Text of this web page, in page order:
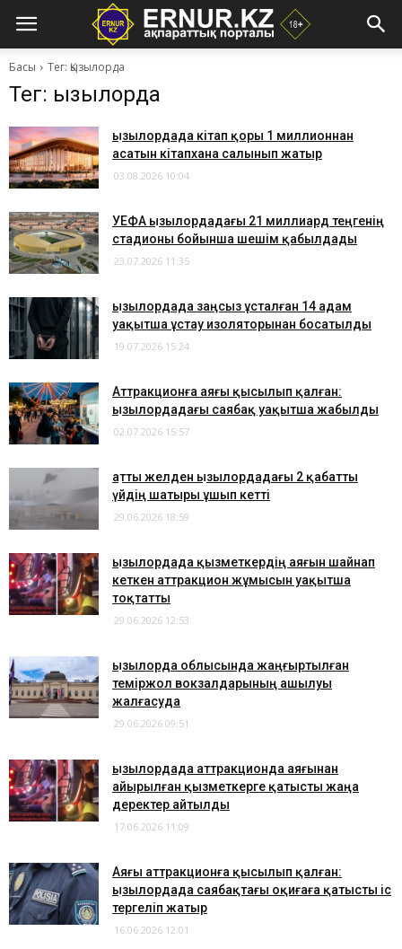
Басы Тег: Қызылорда
Тег: Қызылорда
Қызылордада кітап қоры 1 миллионнан
асатын кітапхана салынып жатыр
03.08.2026 10:04
УЕФА Қызылордадағы 21 миллиард теңгенің
стадионы бойынша шешім қабылдады
23.07.2026 11:35
Қызылордада заңсыз ұсталған 14 адам
уақытша ұстау изоляторынан босатылды
19.07.2026 15:24
Аттракционға аяғы қысылып қалған:
Қызылордадағы саябақ уақытша жабылды
02.07.2026 15:57
Қатты желден Қызылордадағы 2 қабатты
үйдің шатыры ұшып кетті
29.06.2026 18:59
Қызылордада қызметкердің аяғын шайнап
кеткен аттракцион жұмысын уақытша
тоқтатты
29.06.2026 12:53
Қызылорда облысында жаңғыртылған
теміржол вокзалдарының ашылуы
жалғасуда
29.06.2026 09:51
Қызылордада аттракционда аяғынан
айырылған қызметкерге қатысты жаңа
деректер айтылды
17.06.2026 11:09
Аяғы аттракционға қысылып қалған:
Қызылордада саябақтағы оқиғаға қатысты іс
тергеліп жатыр
16.06.2026 12:01